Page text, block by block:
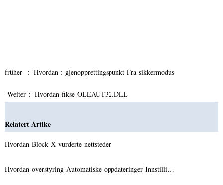
früher ： Hvordan : gjenopprettingspunkt Fra sikkermodus
Weiter： Hvordan fikse OLEAUT32.DLL
Relatert Artike
Hvordan Block X vurderte nettsteder
Hvordan overstyring Automatiske oppdateringer Innstilli…